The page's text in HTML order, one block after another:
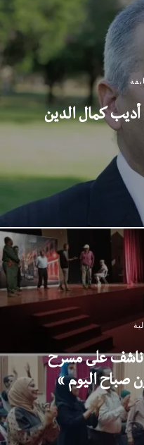
أديب كمال الدين
على مسرح
صباح اليوم “